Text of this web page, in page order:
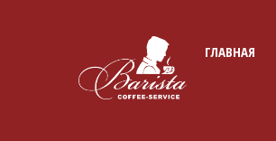
ГЛАВНАЯ